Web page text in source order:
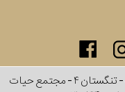
آدرس: تهران - خ پاسداران - رو به روی اقدسیه - تنگستان ۴ - مجتمع حیات